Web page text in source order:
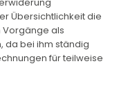
Übersichtlichkeit die
als
da bei ihm ständig
für teilweise